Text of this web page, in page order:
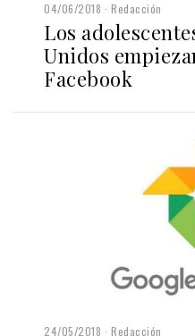
04/06/2018 Redacción
Los
Unidos
Facebook
24/05/2018 Redacción